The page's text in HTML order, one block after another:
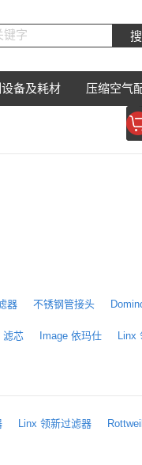
备及耗材 压缩空气
器 不锈钢管接头
滤芯 Image 依玛仕 Linx
Linx 领新过滤器